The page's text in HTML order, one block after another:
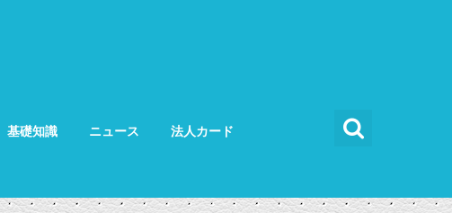
基礎知識 ニュース 法人カード